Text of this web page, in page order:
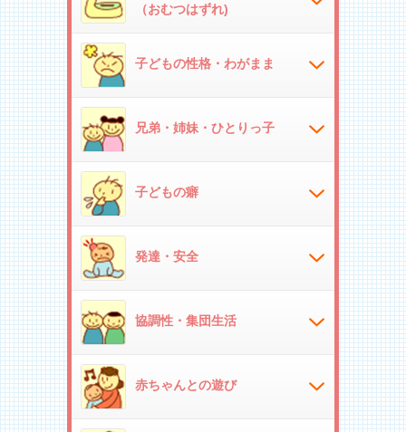
（おむつはずれ)
子どもの性格・わがまま
兄弟・姉妹・ひとりっ子
子どもの癖
発達・安全
協調性・集団生活
赤ちゃんとの遊び